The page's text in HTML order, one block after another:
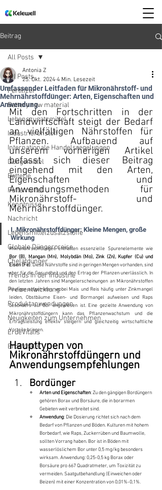
Beitrag
All Posts
Fertilizer
Battery raw material
Lebenszusatzmittel
Industrierohstoff
Internationale Handelsregelungen
Düngemittel
Batterie
Futtermittel
Kenntnisse
Nachricht
Lebensmittelzusatzstoffe
Globale Düngerpreise
Chelatdünger
Trends in der Industrie
Preisentwicklung
Produktanwendungen
Neuigkeiten zum Unternehmen
ErdeVitalis
ErdeVitalis
All Posts
Umfassender Leitfaden für Mikronährstoff- und
Mehrnährstoffdünger: Arten, Eigenschaften und
Anwendung.
Antonia Z
25. Okt. 2024 4 Min. Lesezeit
Mit den Fortschritten in der
Landwirtschaft steigt der Bedarf
an vielfältigen Nährstoffen für
Pflanzen. Aufbauend auf
unserem vorherigen Artikel
befasst sich dieser Beitrag
eingehend mit den Arten,
Eigenschaften und
Anwendungsmethoden für
Mikronährstoff- und
Mehrnährstoffdünger.
I. Mikronährstoffdünger: Kleine Mengen, große
Wirkung
Bor (B), Mangan (Mn), Molybdän (Mo), Zink (Zn), Kupfer (Cu) und
Eisen (Fe). Diese Nährstoffe sind in geringen Mengen vorhanden, sind
aber für die Gesundheit und den Ertrag der Pflanzen unerlässlich. In
den letzten Jahren sind Mangelerscheinungen an Mikronährstoffen
häufiger aufgetreten, wobei Mais und Reis häufig unter Zinkmangel
leiden, Obstbäume Eisen- und Bormangel aufweisen und Raps
besonders auf Bor angewiesen ist. Eine gezielte Anwendung von
Mikronährstoffdüngern kann das Pflanzenwachstum und die
Ertragsleistung effektiv steigern und gleichzeitig wirtschaftliche
Vorteile bringen.
Haupttypen von
Mikronährstoffdüngern und
Anwendungsempfehlungen
Bordünger
Arten und Eigenschaften: Zu den gängigen Bordüngern
gehören Borax und Borsäure, die in borarmen
Gebieten weit verbreitet sind.
Anwendung: Die Dosierung richtet sich nach dem
Bedarf von Pflanzen und Böden. Kulturen mit hohem
Borbedarf, wie Raps, Zuckerrüben und Baumwolle,
sollten Vorrang haben. Bor ist in Böden mit
wasserlöslichem Bor unter 0,5 mg/kg besonders
wirksam. Anwendung: 0,25-0,5 kg Borax oder
Borsäure pro 667 Quadratmeter, um Toxizität zu
vermeiden. Saatgutbehandlung (Einweichen oder
Beizen) mit einer Konzentration von 0,01%-0,1%.